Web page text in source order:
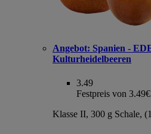
Angebot: Spanien -
Kulturheidelbeeren
3.49
Festpreis von 3.49€
Klasse II, 300 g Schale,